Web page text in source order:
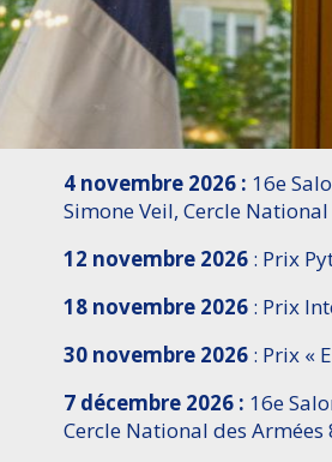
4 novembre 2026 : 16e
Simone Veil, Cercle
12 novembre 2026: Prix
18 novembre 2026: Prix
30 novembre 2026: Prix «
7 décembre 2026 : 16e
Cercle National des